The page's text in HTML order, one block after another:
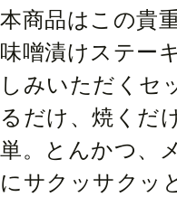
本商品はこの貴
味噌漬けステー
しみいただくセ
るだけ、焼くだ
単。とんかつ、
にサクッサクッ